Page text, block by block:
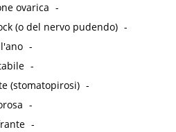
ovarica -
(o del nervo pudendo) -
-
-
(stomatopirosi) -
-
-